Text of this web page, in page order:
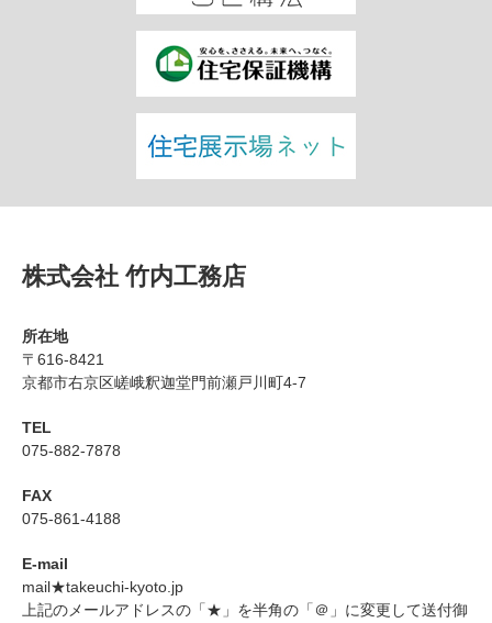
株式会社 竹内工務店
所在地
〒616-8421
京都市右京区嵯峨釈迦堂門前瀬戸川町4-7
TEL
075-882-7878
FAX
075-861-4188
E-mail
mail★takeuchi-kyoto.jp
上記のメールアドレスの「★」を半角の「＠」に変更して送付御